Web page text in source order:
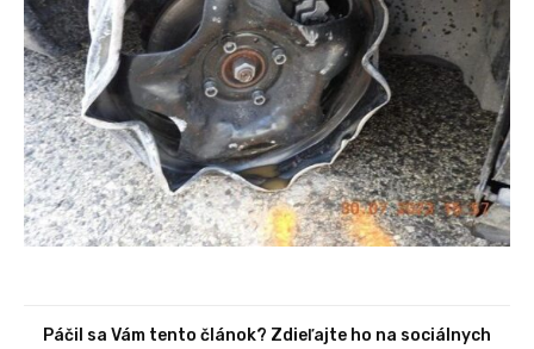
Páčil sa Vám tento článok? Zdieľajte ho na sociálnych